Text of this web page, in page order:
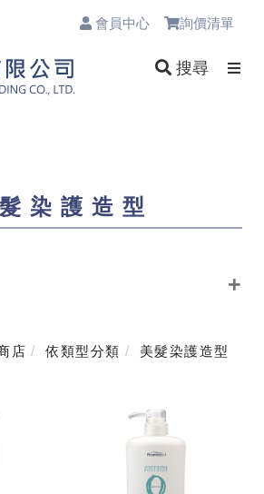
會員中心 詢價清單
搜尋
染護造型
店 依類型分類 美髮染護造型